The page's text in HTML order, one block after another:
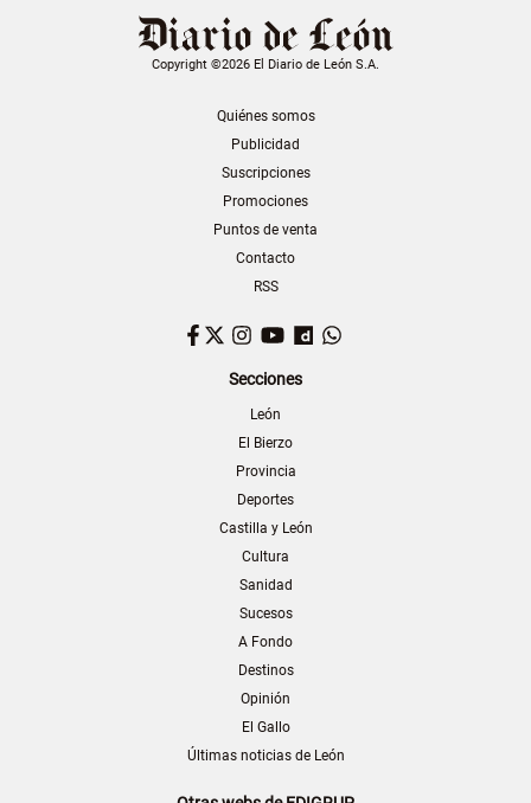
Copyright ©2026 El Diario de León S.A.
Quiénes somos
Publicidad
Suscripciones
Promociones
Puntos de venta
Contacto
RSS
Facebook
TwitterInstagram
YouTubeDailymotion
Secciones
León
El Bierzo
Provincia
Deportes
Castilla y León
Cultura
Sanidad
Sucesos
A Fondo
Destinos
Opinión
El Gallo
Últimas noticias de León